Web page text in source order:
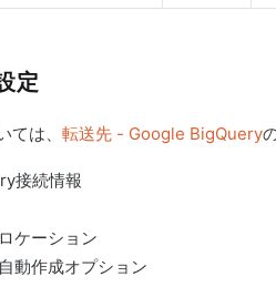
定
は、 転送先 - Google BigQuery
接続情報
ケーション
動作成オプション